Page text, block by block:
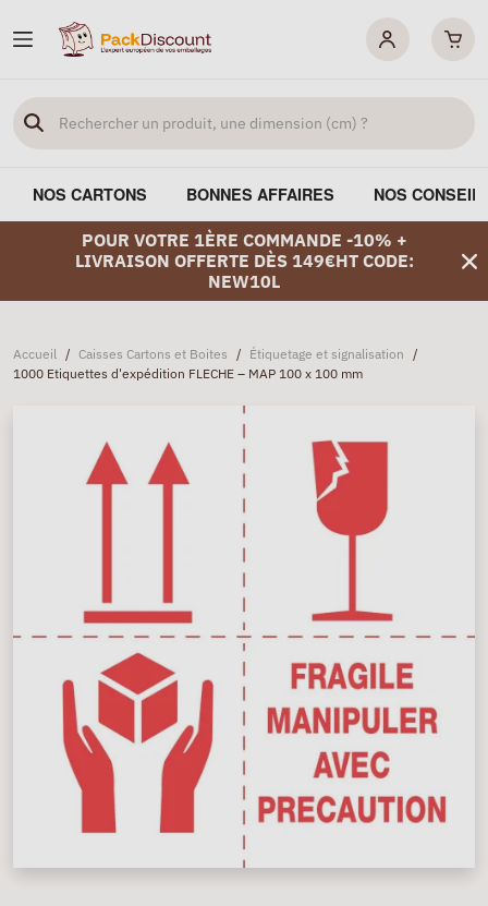
NOS CARTONS BONNES AFFAIRES NOS
POUR VOTRE 1ÈRE COMMANDE -10% +
LIVRAISON OFFERTE DÈS 149€HT CODE:
NEW10L
Accueil / Caisses Cartons et Boites / Étiquetage et signalisation /
1000 Etiquettes d'expédition FLECHE – MAP 100 x 100 mm